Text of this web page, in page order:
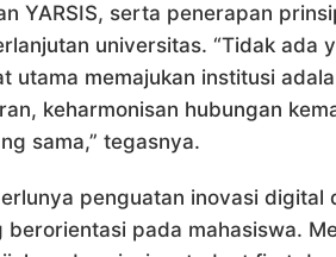
YARSIS, serta penerapan
universitas. “Tidak ada
utama memajukan institusi
keharmonisan hubungan
sama,” tegasnya.
penguatan inovasi digital
berorientasi pada mahasiswa.